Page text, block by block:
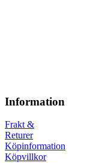
Information
Frakt &
Returer
Köpinformation
Köpvillkor